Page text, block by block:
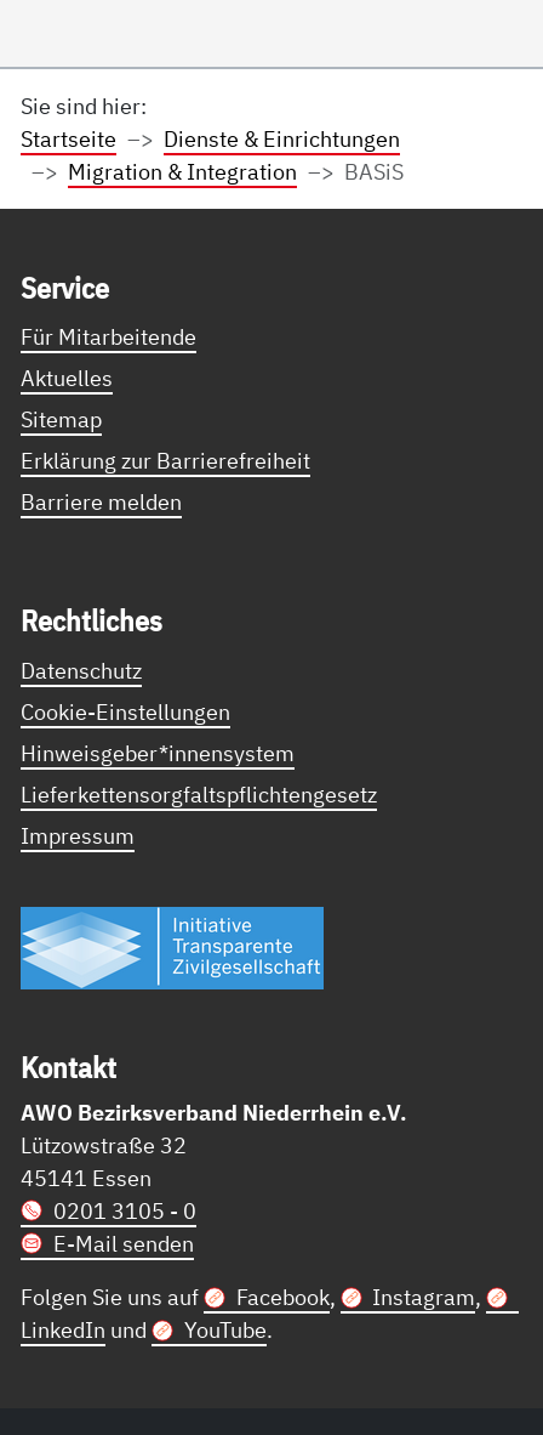
Sie sind hier:
Startseite
Dienste & Einrichtungen
Migration & Integration
BASiS
Ser­vice
Für Mitarbeitende
Aktuelles
Sitemap
Erklärung zur Barrierefreiheit
Barriere melden
Recht­li­ches
Datenschutz
Cookie-Einstellungen
Hinweisgeber*innensystem
Lieferkettensorgfaltspflichtengesetz
Impressum
Kon­takt
AWO Bezirksverband Niederrhein e.V.
Lützowstraße 32
45141 Essen
0201 3105 - 0
E-Mail senden
Folgen Sie uns auf
Facebook, Instagram,
LinkedIn und YouTube.